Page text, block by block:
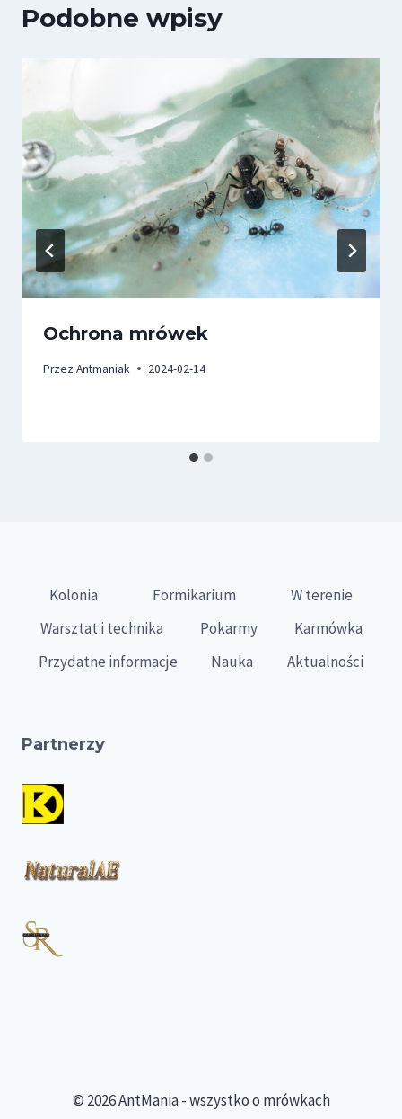
Podobne wpisy
Ochrona mrówek
Przez Antmaniak 2024-02-14
Kolonia Formikarium
W terenie
Warsztat i technika
Pokarmy
Karmówka
Przydatne informacje
Nauka Aktualności
Partnerzy
© 2026 AntMania - wszystko o mrówkach